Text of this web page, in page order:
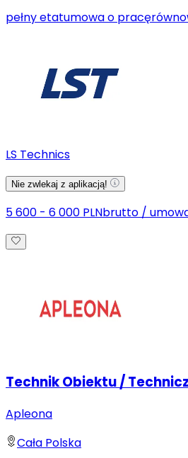
pełny etatumowa o pracę
LS Technics
Nie zwlekaj z aplikacją!
5 600 - 6 000 PLNbrutto /
Technik Obiektu /
Apleona
Cała Polska